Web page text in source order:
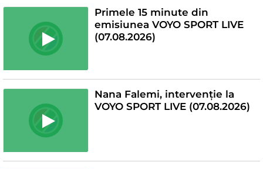
Primele 15 minute din
emisiunea VOYO SPORT LIVE
(07.08.2026)
Nana Falemi, intervenție la
VOYO SPORT LIVE (07.08.2026)